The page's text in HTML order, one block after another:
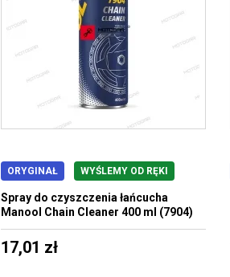
ORYGINAŁ WYŚLEMY OD RĘKI
Spray do czyszczenia łańcucha
Manool Chain Cleaner 400 ml (7904)
17,01 zł